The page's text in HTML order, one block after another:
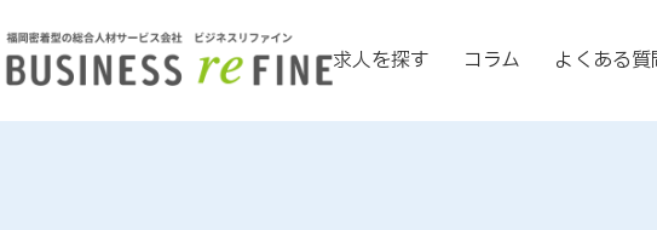
求人を探す コラム よくある質